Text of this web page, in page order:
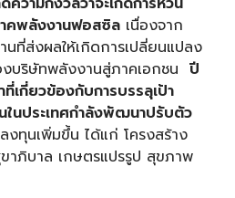
คพลังงานฟอสซิล เนื่องจาก
ที่ส่งผลให้เกิดการเปลี่ยนแปลง
บริษัทพลังงานสู่ภาคเอกชน ปี
เกี่ยวข้องกับการบรรลุเป้า
นประเทศกำลังพัฒนาปรับตัว
งทุนเพิ่มขึ้น ได้แก่ โครงสร้าง
ภิบาล เกษตรแปรรูป สุขภาพ